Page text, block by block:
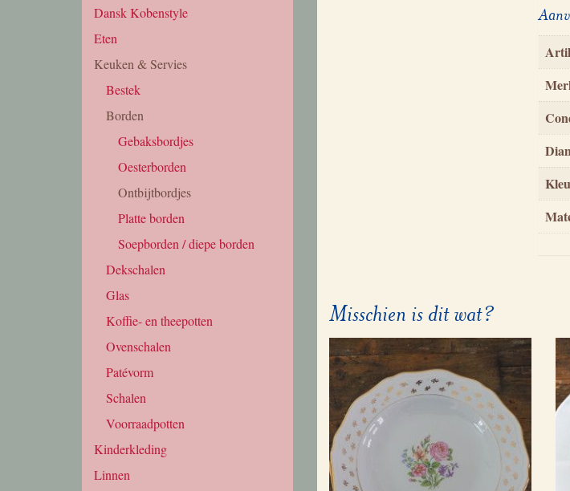
Misschien is dit wat?
Dansk Kobenstyle
Eten
Keuken & Servies
Bestek
Borden
Gebaksbordjes
Oesterborden
Ontbijtbordjes
Platte borden
Soepborden / diepe borden
Dekschalen
Glas
Koffie- en theepotten
Ovenschalen
Patévorm
Schalen
Voorraadpotten
Kinderkleding
Linnen